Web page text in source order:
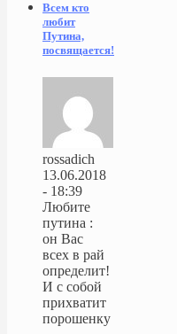
Всем кто
любит
Путина,
посвящается!
rossadich
13.06.2018
- 18:39
Любите
путина :
он Вас
всех в рай
определит!
И с собой
прихватит
порошенку